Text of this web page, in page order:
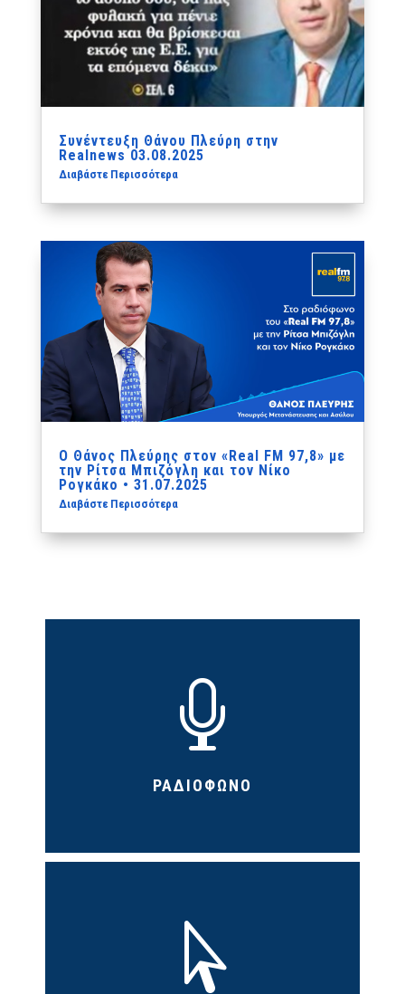
Συνέντευξη Θάνου Πλεύρη στην
Realnews 03.08.2025
Διαβάστε Περισσότερα
Ο Θάνος Πλεύρης στον «Real FM 97,8» με
την Ρίτσα Μπιζόγλη και τον Νίκο
Ρογκάκο • 31.07.2025
Διαβάστε Περισσότερα

ΡΑΔΙΟΦΩΝΟ
